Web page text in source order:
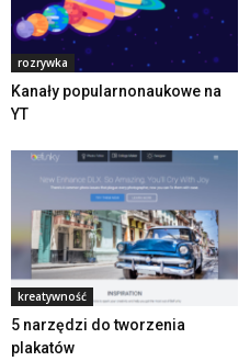
rozrywka
Kanały popularnonaukowe na
YT
kreatywność
5 narzędzi do tworzenia
plakatów